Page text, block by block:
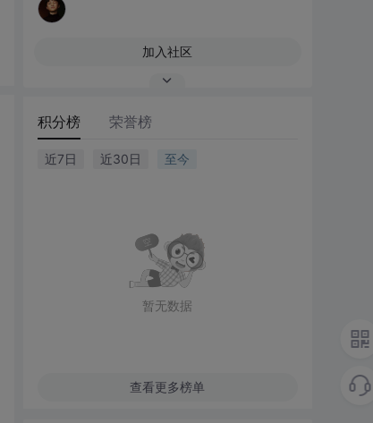
加入社区
积分榜 荣誉榜
近7日 近30日 至今
暂无数据
查看更多榜单